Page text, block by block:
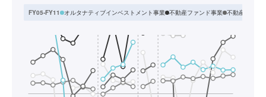
FY05-FY11 オルタナティブインベストメント事業 不動産ファンド事業 不動産流動化